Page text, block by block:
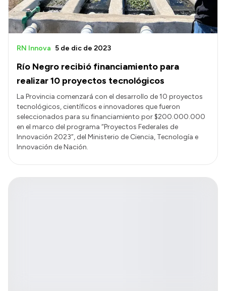
Río Negro recibió financiamiento para
realizar 10 proyectos tecnológicos
RN Innova 5 de dic de 2023
La Provincia comenzará con el desarrollo de 10 proyectos
tecnológicos, científicos e innovadores que fueron
seleccionados para su financiamiento por $200.000.000
en el marco del programa “Proyectos Federales de
Innovación 2023”, del Ministerio de Ciencia, Tecnología e
Innovación de Nación.